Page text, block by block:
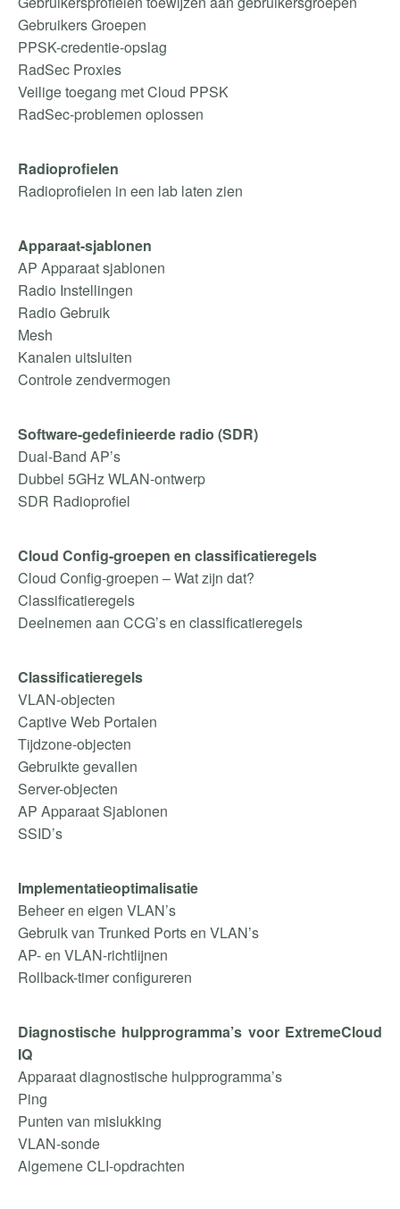
Gebruikers Groepen
PPSK-credentie-opslag
RadSec Proxies
Veilige toegang met Cloud PPSK
RadSec-problemen oplossen
Radioprofielen
Radioprofielen in een lab laten zien
Apparaat-sjablonen
AP Apparaat sjablonen
Radio Instellingen
Radio Gebruik
Mesh
Kanalen uitsluiten
Controle zendvermogen
Software-gedefinieerde radio (SDR)
Dual-Band AP’s
Dubbel 5GHz WLAN-ontwerp
SDR Radioprofiel
Cloud Config-groepen en classificatieregels
Cloud Config-groepen – Wat zijn dat?
Classificatieregels
Deelnemen aan CCG’s en classificatieregels
Classificatieregels
VLAN-objecten
Captive Web Portalen
Tijdzone-objecten
Gebruikte gevallen
Server-objecten
AP Apparaat Sjablonen
SSID’s
Implementatieoptimalisatie
Beheer en eigen VLAN’s
Gebruik van Trunked Ports en VLAN’s
AP- en VLAN-richtlijnen
Rollback-timer configureren
Diagnostische hulpprogramma’s voor ExtremeCloud
IQ
Apparaat diagnostische hulpprogramma’s
Ping
Punten van mislukking
VLAN-sonde
Algemene CLI-opdrachten